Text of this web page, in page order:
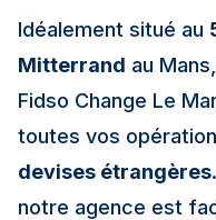
Idéalement situé au
Mitterrand au
Fidso Change Le
toutes vos
devises étrangères
notre agence est